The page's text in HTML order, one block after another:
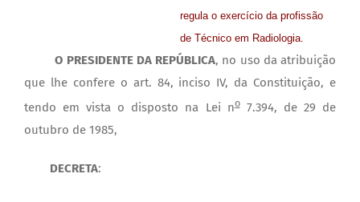
regula o exercício da profissão
de Técnico em Radiologia.
O PRESIDENTE DA REPÚBLICA, no uso da atribuição
que lhe confere o art. 84, inciso IV, da Constituição, e
tendo em vista o disposto na Lei no7.394, de 29 de
outubro de 1985,
DECRETA: